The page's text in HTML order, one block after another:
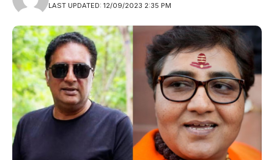
LAST UPDATED: 12/09/2023 2:35 PM